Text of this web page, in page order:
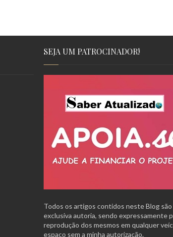
SEJA UM PATROCINADOR!
Todos os artigos contidos neste Blog são
exclusiva autoria, sendo expressamente
reprodução dos mesmos em qualquer
espaço sem a minha autorização.